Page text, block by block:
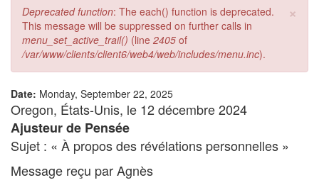
×
Error
message
Deprecated function: The each() function is deprecated.
This message will be suppressed on further calls in
menu_set_active_trail() (line 2405 of
/var/www/clients/client6/web4/web/includes/menu.inc).
Date: Monday, September 22, 2025
Oregon, États-Unis, le 12 décembre 2024
Ajusteur de Pensée
Sujet : « À propos des révélations personnelles »
Message reçu par Agnès